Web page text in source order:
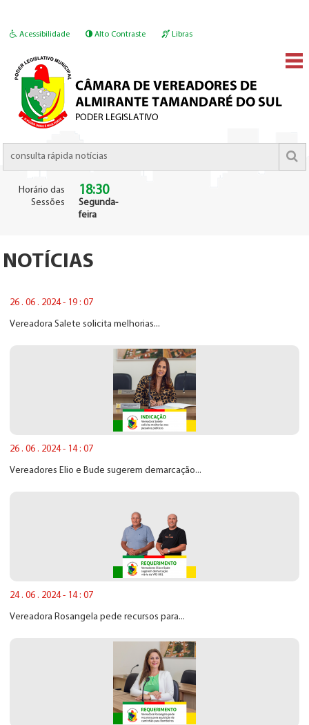
Acessibilidade Alto Contraste Libras
Horário das
Sessões
18:30
Segunda-
feira
NOTÍCIAS
26 . 06 . 2024 - 19 : 07
Vereadora Salete solicita melhorias...
26 . 06 . 2024 - 14 : 07
Vereadores Elio e Bude sugerem demarcação...
24 . 06 . 2024 - 14 : 07
Vereadora Rosangela pede recursos para...